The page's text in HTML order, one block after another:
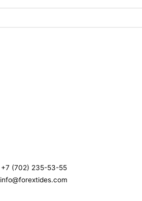
+7 (702) 235-53-55
info@forextides.com